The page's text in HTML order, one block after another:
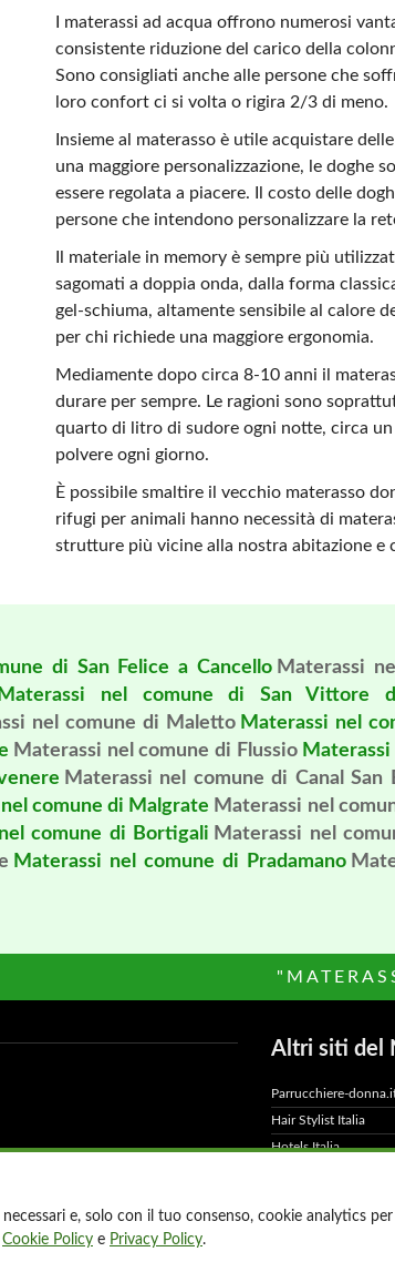
I materassi ad acqua offrono numerosi
consistente riduzione del carico della
Sono consigliati anche alle persone che
loro confort ci si volta o rigira 2/3 di meno.
Insieme al materasso è utile acquistare
una maggiore personalizzazione, le doghe
essere regolata a piacere. Il costo delle
persone che intendono personalizzare la
Il materiale in memory è sempre più
sagomati a doppia onda, dalla forma
gel-schiuma, altamente sensibile al calore
per chi richiede una maggiore ergonomia.
Mediamente dopo circa 8-10 anni il
durare per sempre. Le ragioni sono
quarto di litro di sudore ogni notte, circa un
polvere ogni giorno.
È possibile smaltire il vecchio materasso
rifugi per animali hanno necessità di
strutture più vicine alla nostra abitazione e
di San Felice a Cancello Materassi
Materassi nel comune di San Vittore
nel comune di Maletto Materassi nel
Materassi nel comune di Flussio
Materassi nel comune di Canal San
comune di Malgrate Materassi nel
comune di Bortigali Materassi nel
Materassi nel comune di Pradamano
Altri siti del
Parrucchiere-
Hair Stylist Italia
Hotels Italia
© Copyright 2026 AdCapital S.r.l. - P.IVA
e, solo con il tuo consenso, cookie analytics
Cookie Policy e Privacy Policy.